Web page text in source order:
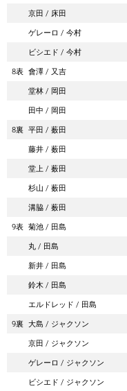
京田
床田
ゲレーロ
今村
ビシエド
今村
8表 會澤 又吉
堂林
岡田
田中
岡田
8裏 平田 薮田
藤井
薮田
堂上
薮田
杉山
薮田
溝脇
薮田
9表 菊池 田島
丸
田島
新井
田島
鈴木
田島
エルドレッド
田島
9裏 大島 ジャクソン
京田
ジャクソン
ゲレーロ
ジャクソン
ビシエド
ジャクソン